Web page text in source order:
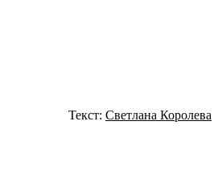
Текст: Светлана Королева